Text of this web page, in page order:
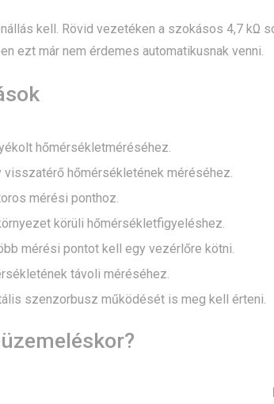
kell. Rövid vezetéken a szokásos 4,7 kΩ
ezt már nem érdemes automatikusnak venni.
hőmérsékletméréséhez.
hőmérsékletének méréséhez.
mérési ponthoz.
körüli hőmérsékletfigyeléshez.
mérési pontot kell egy vezérlőre kötni.
távoli méréséhez.
szenzorbusz működését is meg kell érteni.